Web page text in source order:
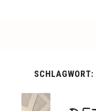
SCHLAGWORT: